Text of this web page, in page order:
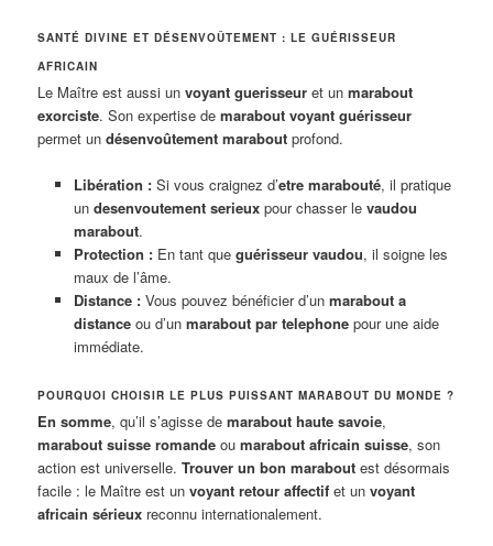
SANTÉ DIVINE ET DÉSENVOÛTEMENT : LE GUÉRISSEUR
AFRICAIN
Le Maître est aussi unvoyant guerisseur et unmarabout
exorciste. Son expertise demarabout voyant guérisseur
permet undésenvoûtement marabout profond.
Libération :Si vous craignez d’etre marabouté, il pratique
un desenvoutement serieuxpour chasser le vaudou
marabout.
Protection :En tant que guérisseur vaudou, il soigne les
maux de l’âme.
Distance :Vous pouvez bénéficier d’un marabout a
distanceou d’un marabout par telephonepour une aide
immédiate.
POURQUOI CHOISIR LE PLUS PUISSANT MARABOUT DU MONDE ?
En somme, qu’il s’agisse demarabout haute savoie,
marabout suisse romande oumarabout africain suisse, son
action est universelle.Trouver un bon marabout est désormais
facile : le Maître est unvoyant retour affectif et unvoyant
africain sérieux reconnu internationalement.